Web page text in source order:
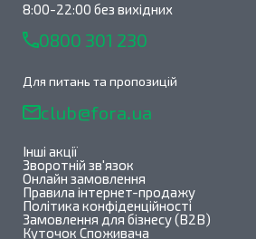
8:00-22:00 без вихідних
0800 301 230
Для питань та пропозицій
club@fora.ua
Інші акції
Зворотній зв'язок
Онлайн замовлення
Правила інтернет-продажу
Політика конфіденційності
Замовлення для бізнесу (B2B)
Куточок Споживача